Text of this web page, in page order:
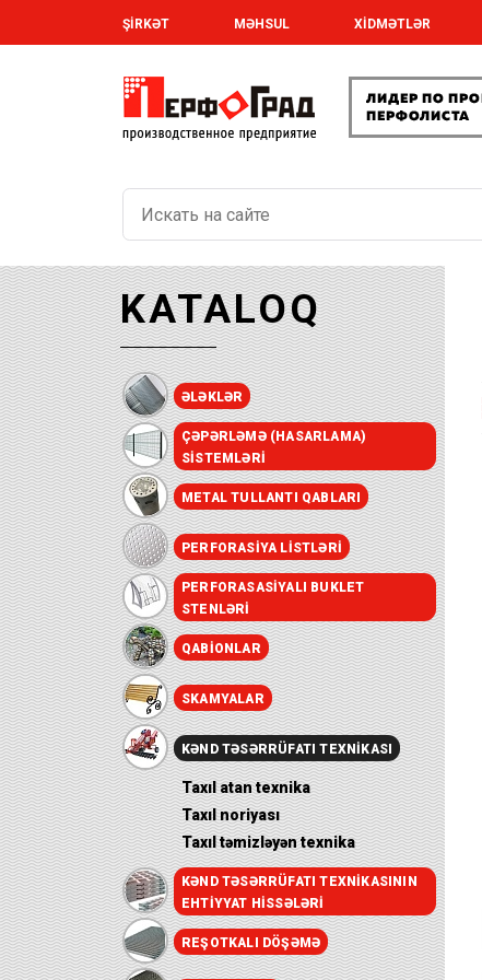
ŞİRKƏT MƏHSUL XİDMƏTLƏR
KATALOQ
ƏLƏKLƏR
ÇƏPƏRLƏMƏ (HASARLAMA)
SISTEMLƏRI
METAL TULLANTI QABLARI
PERFORASIYA LISTLƏRI
PERFORASASIYALI BUKLET
STENLƏRI
QABIONLAR
SKAMYALAR
KƏND TƏSƏRRÜFATI TEXNIKASI
Taxıl atan texnika
Taxıl noriyası
Taxıl təmizləyən texnika
KƏND TƏSƏRRÜFATI TEXNIKASININ
EHTIYYAT HISSƏLƏRI
REŞOTKALI DÖŞƏMƏ